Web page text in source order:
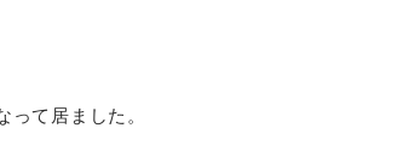
て居ました。